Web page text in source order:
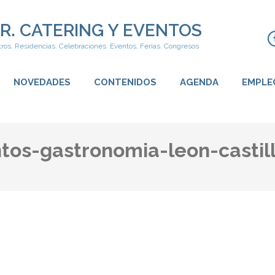
CATERING Y EVENTOS
Residencias. Celebraciones. Eventos, Ferias. Congresos
NOVEDADES CONTENIDOS AGENDA
gastronomia-leon-